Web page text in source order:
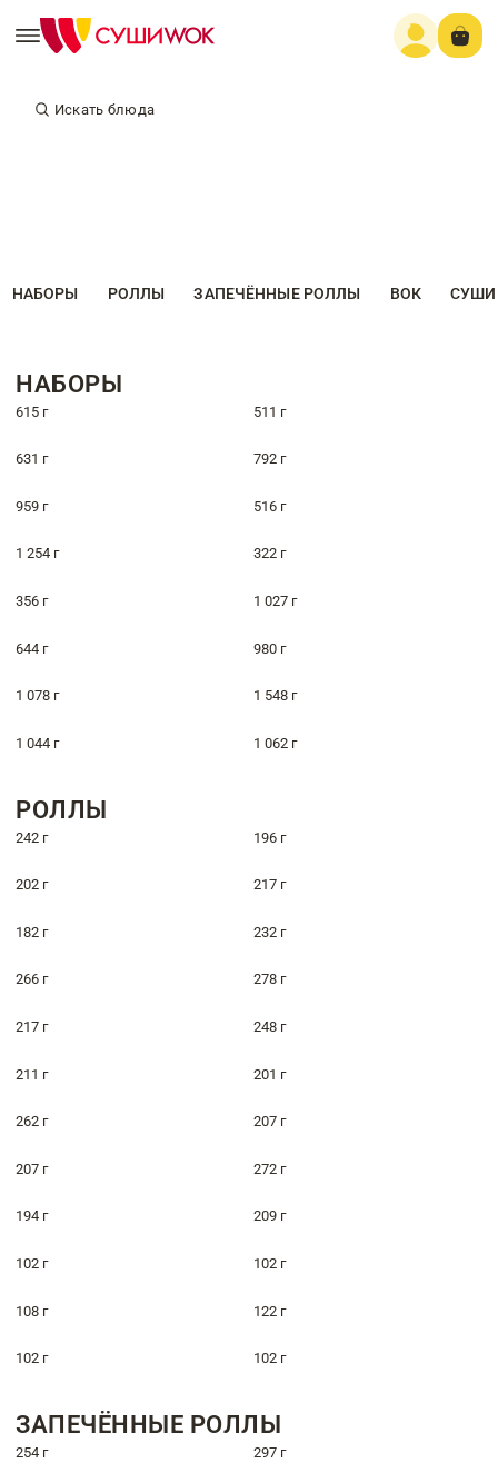
Искать блюда
НАБОРЫ РОЛЛЫ ЗАПЕЧЁННЫЕ РОЛЛЫ ВОК СУШИ
НАБОРЫ
615 г 511 г
631 г 792 г
959 г 516 г
1 254 г 322 г
356 г 1 027 г
644 г 980 г
1 078 г 1 548 г
1 044 г 1 062 г
РОЛЛЫ
242 г 196 г
202 г 217 г
182 г 232 г
266 г 278 г
217 г 248 г
211 г 201 г
262 г 207 г
207 г 272 г
194 г 209 г
102 г 102 г
108 г 122 г
102 г 102 г
ЗАПЕЧЁННЫЕ РОЛЛЫ
254 г 297 г